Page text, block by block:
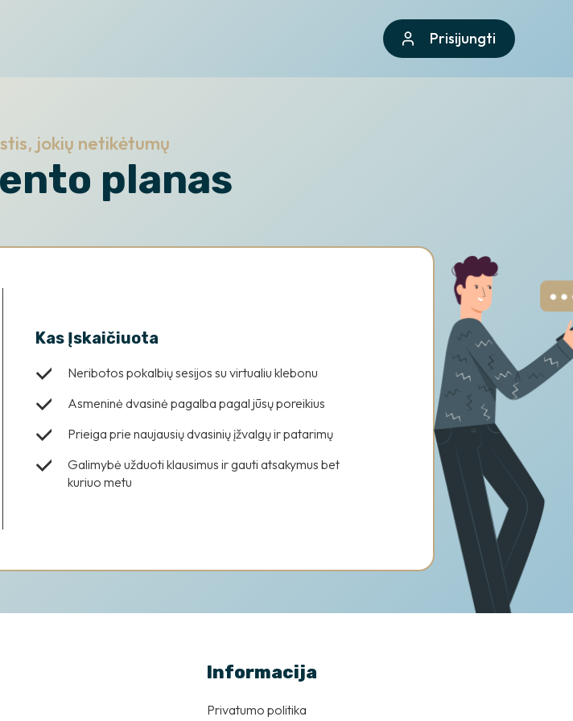
Prisijungti
jokių netikėtumų
planas
Kas Įskaičiuota
Neribotos pokalbių sesijos su virtualiu klebonu
Asmeninė dvasinė pagalba pagal jūsų poreikius
Prieiga prie naujausių dvasinių įžvalgų ir patarimų
Galimybė užduoti klausimus ir gauti atsakymus bet
kuriuo metu
Informacija
Privatumo politika